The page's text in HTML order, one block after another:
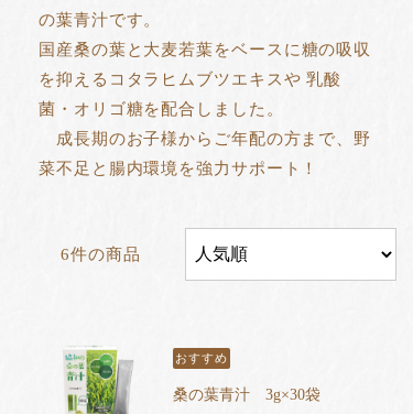
の葉青汁です。
国産桑の葉と大麦若葉をベースに糖の吸収
を抑えるコタラヒムブツエキスや 乳酸
菌・オリゴ糖を配合しました。
成長期のお子様からご年配の方まで、 野
菜不足と腸内環境を強力サポート！
6件の商品
おすすめ
桑の葉青汁 3g×30袋